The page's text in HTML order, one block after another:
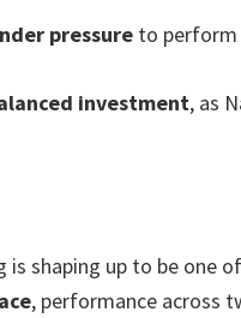
pressure to
investment, as
is shaping up to be
, performance across